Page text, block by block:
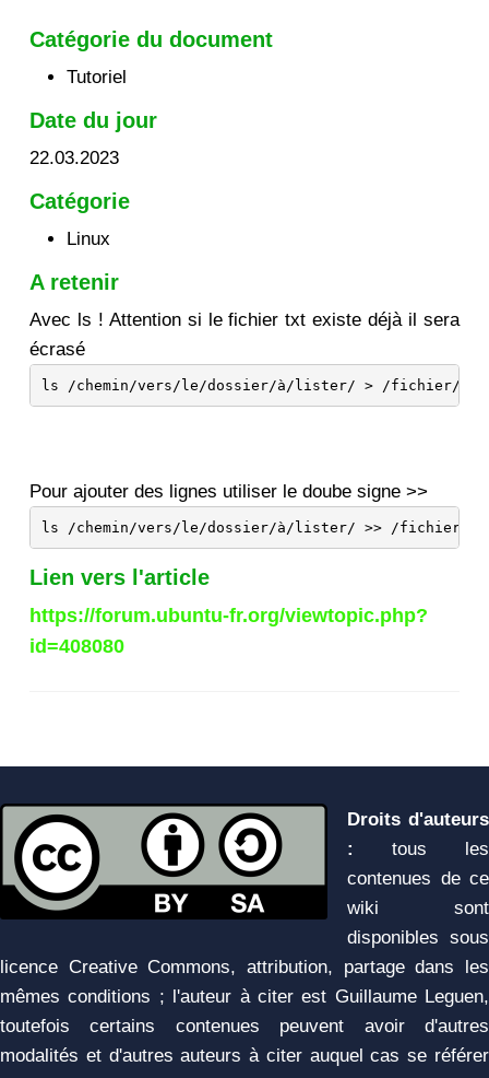
Catégorie du document
Tutoriel
Date du jour
22.03.2023
Catégorie
Linux
A retenir
Avec ls ! Attention si le fichier txt existe déjà il sera
écrasé
ls /chemin/vers/le/dossier/à/lister/ > /fichier/
Pour ajouter des lignes utiliser le doube signe >>
ls /chemin/vers/le/dossier/à/lister/ >> /fichier/
Lien vers l'article
https://forum.ubuntu-fr.org/viewtopic.php?
id=408080
Droits d'auteurs
:
tous les
contenues de ce
wiki sont
disponibles sous
licence Creative Commons, attribution, partage dans les
mêmes conditions ; l'auteur à citer est Guillaume Leguen,
toutefois certains contenues peuvent avoir d'autres
modalités et d'autres auteurs à citer auquel cas se référer